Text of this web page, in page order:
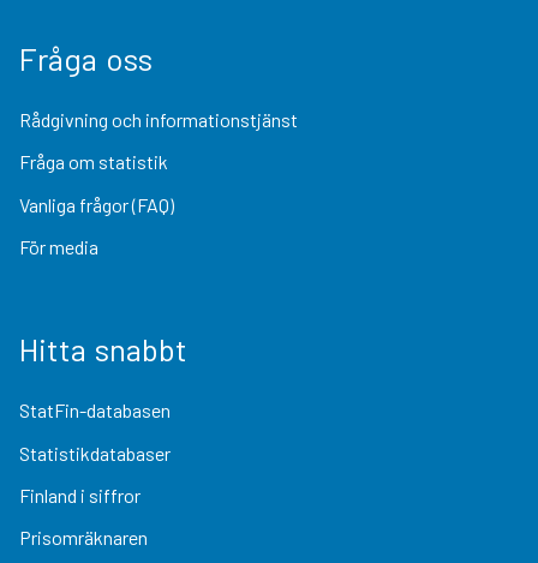
Fråga oss
Rådgivning och informationstjänst
Fråga om statistik
Vanliga frågor (FAQ)
För media
Hitta snabbt
StatFin-databasen
Statistikdatabaser
Finland i siffror
Prisomräknaren